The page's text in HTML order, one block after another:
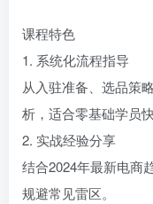
课程特色
1. 系统化流程指导
从入驻准备、选品策
析，适合零基础学员快
2. 实战经验分享
结合2024年最新电商
规避常见雷区。